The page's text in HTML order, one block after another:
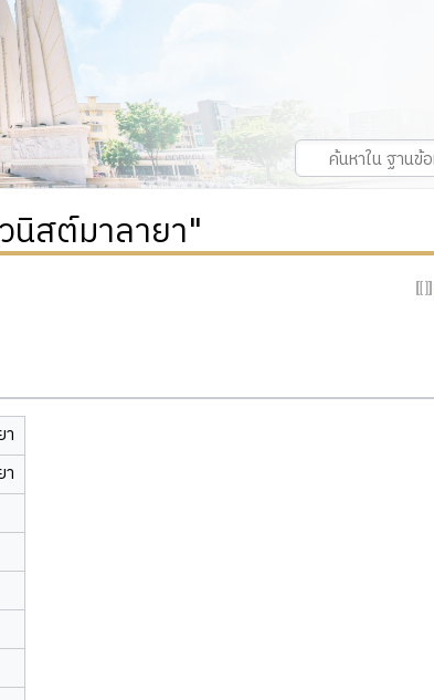
นิสต์มาลายา"